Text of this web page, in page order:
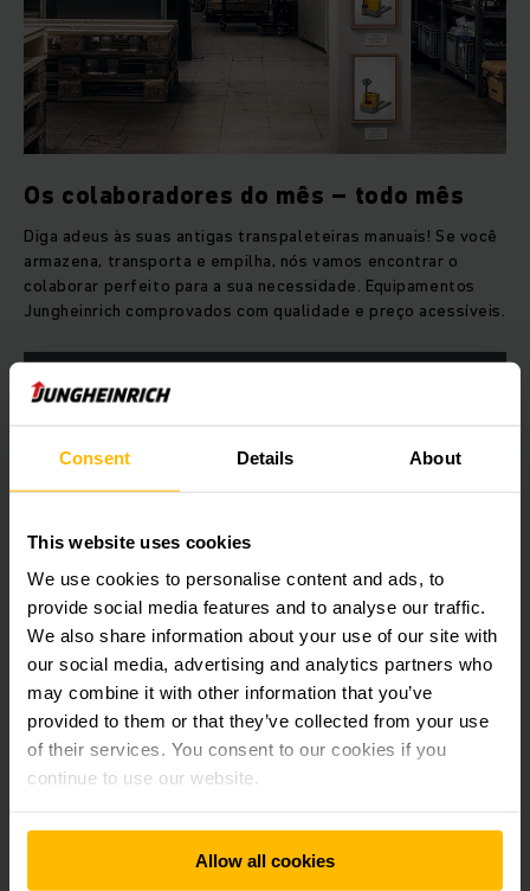
Consent Details About
This website uses cookies
We use cookies to personalise content and ads, to
provide social media features and to analyse our traffic.
We also share information about your use of our site with
our social media, advertising and analytics partners who
may combine it with other information that you’ve
provided to them or that they’ve collected from your use
of their services. You consent to our cookies if you
continue to use our website.
Allow all cookies
Os colaboradores do mês –­ todo mês
Diga adeus às suas antigas transpaleteiras manuais! Se você
armazena, transporta e empilha, nós vamos encontrar o
colaborar perfeito para a sua necessidade. Equipamentos
Jungheinrich comprovados com qualidade e preço acessíveis.
SAIBA MAIS
EJC M10 E / M10b E
Empilhadeira patolada 1,0t